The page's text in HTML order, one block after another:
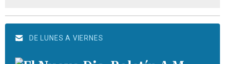
DE LUNES A VIERNES